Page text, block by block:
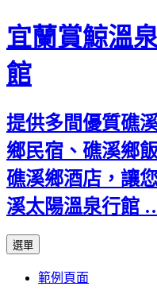
宜蘭賞鯨溫
館
提供多間優質礁
鄉民宿、礁溪鄉
礁溪鄉酒店，讓
溪太陽溫泉行館
選單
主
範例頁面